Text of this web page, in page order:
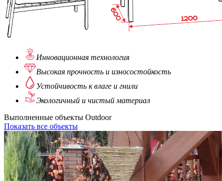
Инновационная технология
Высокая прочность и износостойкость
Устойчивость к влаге и гнили
Экологичный и чистый материал
Выполненные объекты Outdoor
Показать все объекты